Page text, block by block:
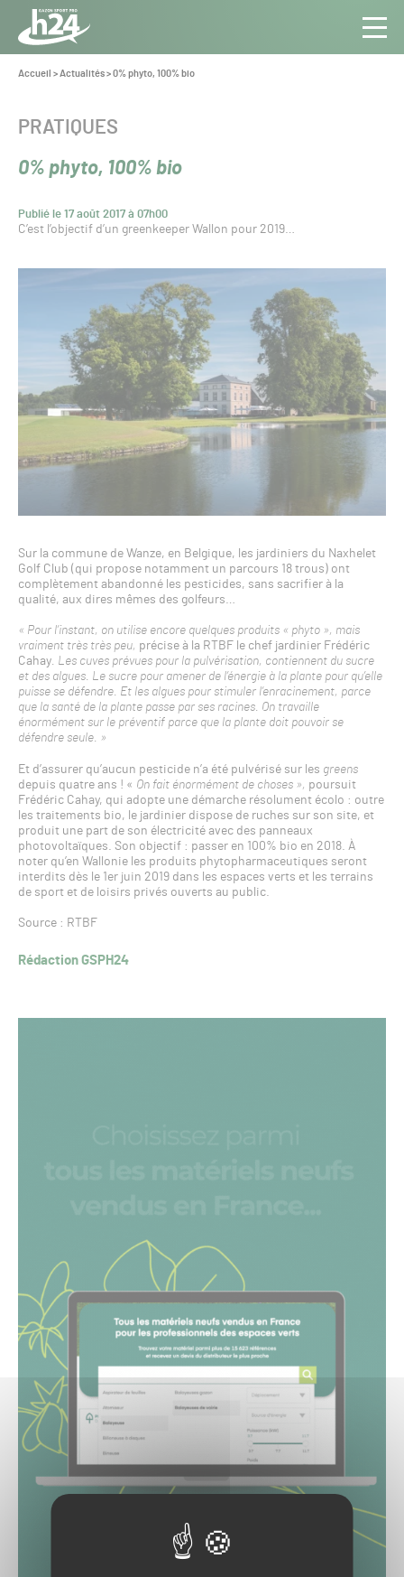
Panneau de gestion des cookies
Aller au contenu
Toute
l’info
Pro
Vous
Accueil >Actualités>0% phyto, 100% bio
0% phyto, 100% bio
Publié le 17 août 2017 à 07h00
CATÉGORIE :
PRATIQUES
C’est l’objectif d’un greenkeeper Wallon pour 2019…
Sur la commune de Wanze, en Belgique, les jardiniers du Naxhelet
Golf Club (qui propose notamment un parcours 18 trous) ont
complètement abandonné les pesticides, sans sacrifier à la
qualité, aux dires mêmes des golfeurs…
« Pour l’instant, on utilise encore quelques produits « phyto », mais
vraiment très très peu, précise à la RTBF le chef jardinier Frédéric
Cahay. Les cuves prévues pour la pulvérisation, contiennent du sucre
et des algues. Le sucre pour amener de l’énergie à la plante pour qu’elle
puisse se défendre. Et les algues pour stimuler l’enracinement, parce
que la santé de la plante passe par ses racines. On travaille
énormément sur le préventif parce que la plante doit pouvoir se
défendre seule. »
Et d’assurer qu’aucun pesticide n’a été pulvérisé sur les greens
depuis quatre ans ! « On fait énormément de choses », poursuit
Frédéric Cahay, qui adopte une démarche résolument écolo : outre
les traitements bio, le jardinier dispose de ruches sur son site, et
produit une part de son électricité avec des panneaux
photovoltaïques. Son objectif : passer en 100% bio en 2018. À
noter qu’en Wallonie les produits phytopharmaceutiques seront
interdits dès le 1er juin 2019 dans les espaces verts et les terrains
de sport et de loisirs privés ouverts au public.
Source : RTBF
Rédaction GSPH24